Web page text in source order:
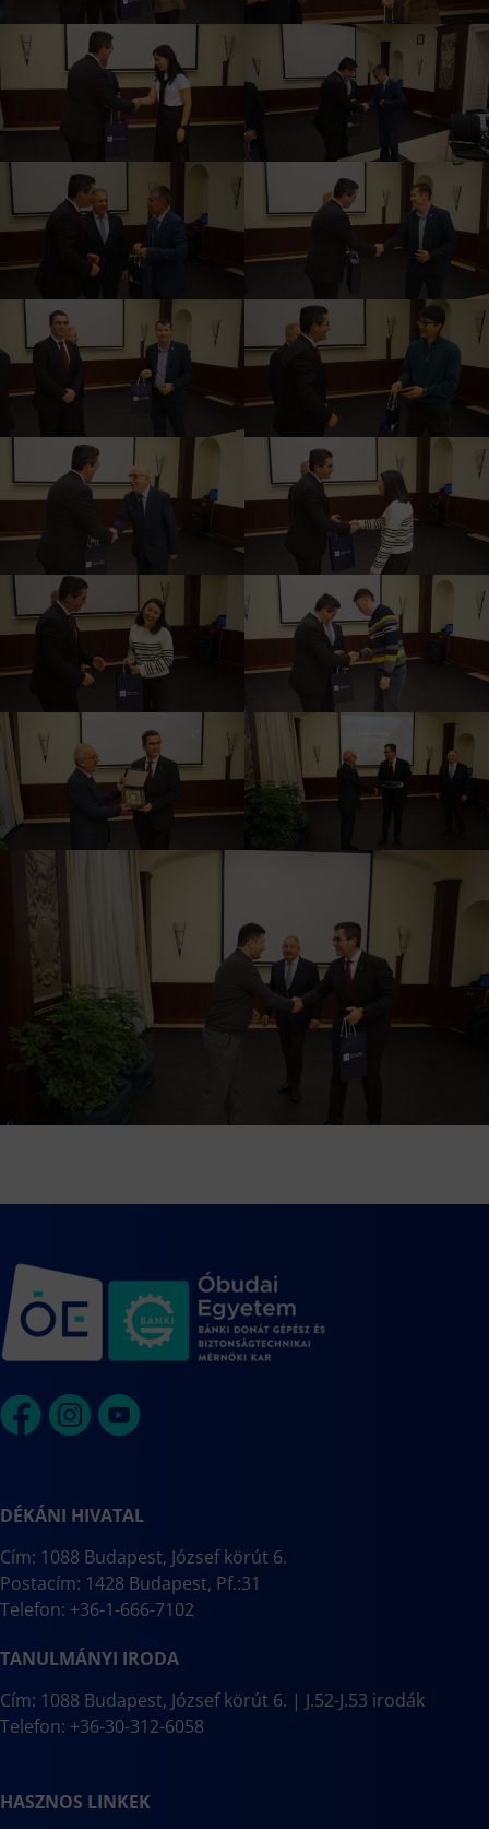
DÉKÁNI HIVATAL
Cím: 1088 Budapest, József körút 6.
Postacím: 1428 Budapest, Pf.:31
Telefon: +36-1-666-7102
TANULMÁNYI IRODA
Cím: 1088 Budapest, József körút 6. | J.52-J.53 irodák
Telefon: +36-30-312-6058
HASZNOS LINKEK